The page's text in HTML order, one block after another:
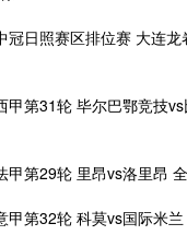
冠日照赛区排位赛 大连龙
甲第31轮 毕尔巴鄂竞技
甲第29轮 里昂vs洛里昂
甲第32轮 科莫vs国际米